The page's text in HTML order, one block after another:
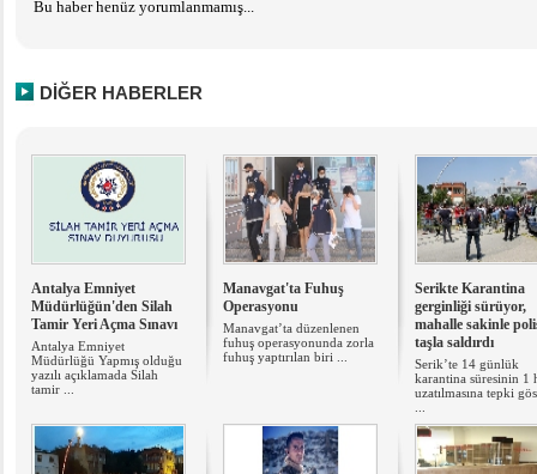
Bu haber henüz yorumlanmamış...
DİĞER HABERLER
Antalya Emniyet
Müdürlüğün'den Silah
Tamir Yeri Açma Sınavı
Antalya Emniyet
Müdürlüğü Yapmış olduğu
yazılı açıklamada Silah
tamir ...
Manavgat'ta Fuhuş
Operasyonu
Manavgat’ta düzenlenen
fuhuş operasyonunda zorla
fuhuş yaptırılan biri ...
Serikte Karantina
gerginliği sürüyor,
mahalle sakinle
taşla saldırdı
Serik’te 14 günlük
karantina süresinin 1
uzatılmasına tepki